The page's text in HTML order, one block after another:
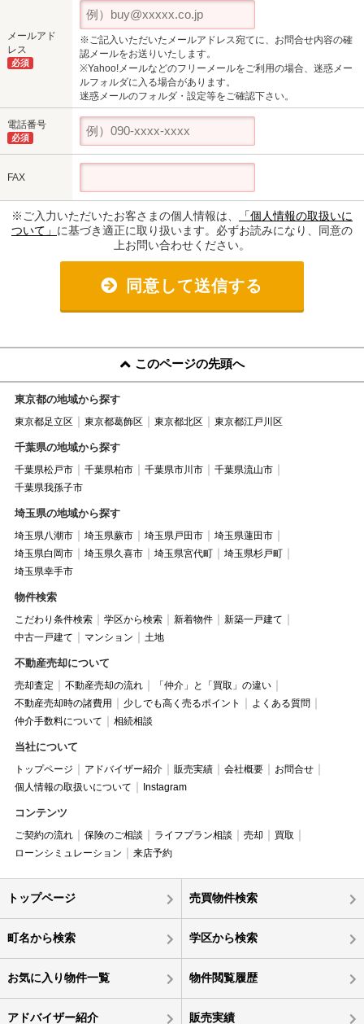
メールアド
レス
必須
※ご記入いただいたメールアドレス宛てに、お問合せ内容の確
認メールをお送りいたします。
※Yahoo!メールなどのフリーメールをご利用の場合、迷惑メー
ルフォルダに入る場合があります。
迷惑メールのフォルダ・設定等をご確認下さい。
電話番号
必須
FAX
※ご入力いただいたお客さまの個人情報は、
「個人情報の取扱いに
ついて」 に基づき適正に取り扱います。必ずお読みになり、同意の
上お問い合わせください。
同意して送信する
このページの先頭へ
東京都の地域から探す
東京都足立区 東京都葛飾区 東京都北区 東京都江戸川区
千葉県の地域から探す
千葉県松戸市 千葉県柏市 千葉県市川市
千葉県流山市
千葉県我孫子市
埼玉県の地域から探す
埼玉県八潮市 埼玉県蕨市 埼玉県戸田市
埼玉県蓮田市
埼玉県白岡市
埼玉県久喜市 埼玉県宮代町
埼玉県杉戸町
埼玉県幸手市
物件検索
こだわり条件検索 学区から検索 新着物件
新築一戸建て
中古一戸建て
マンション 土地
不動産売却について
売却査定 不動産売却の流れ
「仲介」と「買取」の違い
不動産売却時の諸費用
少しでも高く売るポイント
よくある質問
仲介手数料について
相続相談
当社について
トップページ アドバイザー紹介 販売実績 会社概要
お問合せ
個人情報の取扱いについて
Instagram
コンテンツ
ご契約の流れ 保険のご相談 ライフプラン相談 売却
買取
ローンシミュレーション
来店予約
トップページ 売買物件検索
町名から検索 学区から検索
お気に入り物件一覧 物件閲覧履歴
アドバイザー紹介 販売実績